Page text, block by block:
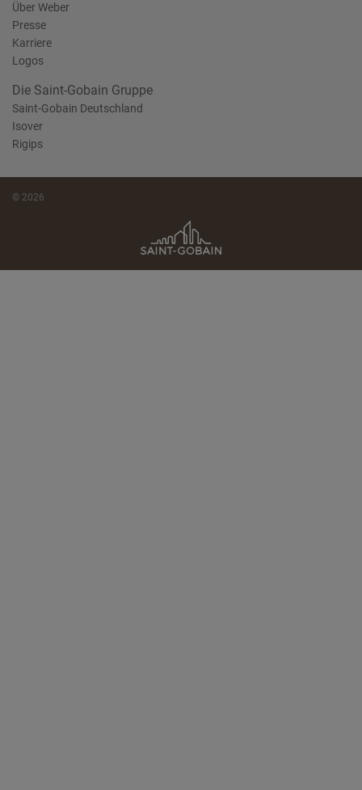
Über Weber
Presse
Karriere
Logos
Die Saint-Gobain Gruppe
Saint-Gobain Deutschland
Isover
Rigips
© 2026